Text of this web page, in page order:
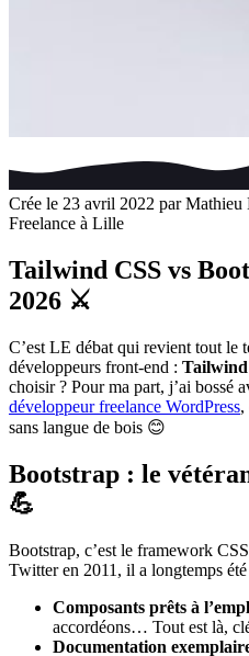
Crée le 23 avril 2022 par
Freelance à Lille
Tailwind CSS vs
2026 ⚔️
C’est LE débat qui revient tout le
développeurs front-end : Tailwind
choisir ? Pour ma part, j’ai bossé
développeur freelance WordPress,
sans langue de bois 😊
Bootstrap : le
💪
Bootstrap, c’est le framework
Twitter en 2011, il a longtemps
Composants prêts à
accordéons… Tout est là,
Documentation